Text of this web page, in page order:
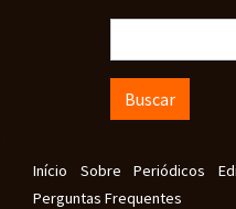
Navegação
Início Sobre Periódicos
Perguntas Frequentes